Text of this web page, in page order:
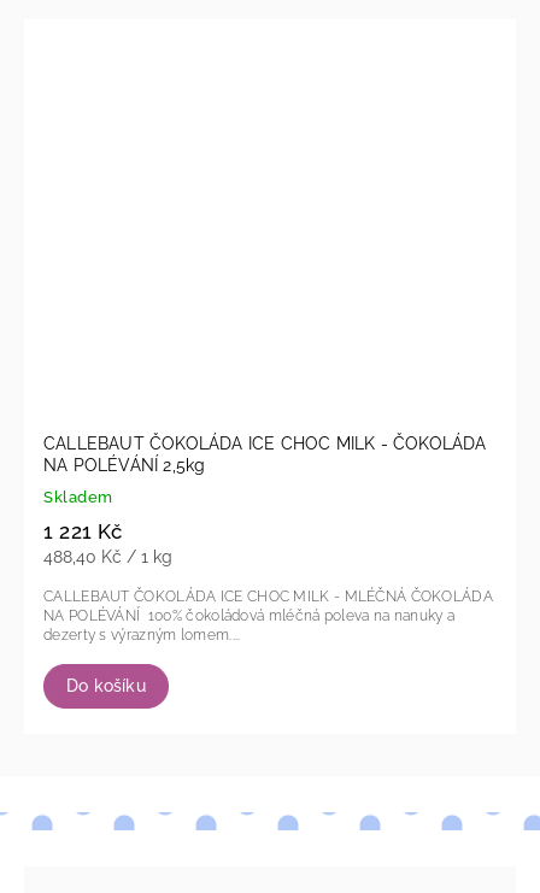
CALLEBAUT ČOKOLÁDA ICE CHOC MILK - ČOKOLÁDA
NA POLÉVÁNÍ 2,5kg
Skladem
1 221 Kč
488,40 Kč / 1 kg
Do košíku
CALLEBAUT ČOKOLÁDA ICE CHOC MILK - MLÉČNÁ ČOKOLÁDA
NA POLÉVÁNÍ 100% čokoládová mléčná poleva na nanuky a
dezerty s výrazným lomem....